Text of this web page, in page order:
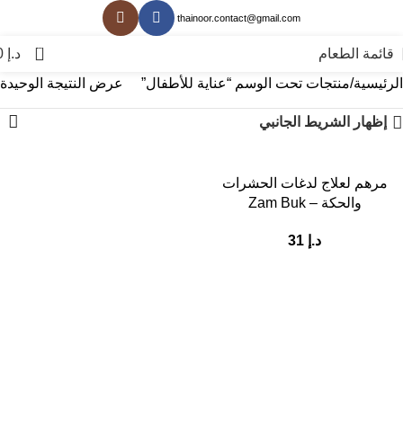
thainoor.contact@gmail.com
قائمة الطعام 0 د.إ
الرئيسية منتجات تحت الوسم “عناية للأطفال” عرض النتيجة الوحيدة
إظهار الشريط الجانبي
مرهم لعلاج لدغات الحشرات
والحكة – Zam Buk
د.إ